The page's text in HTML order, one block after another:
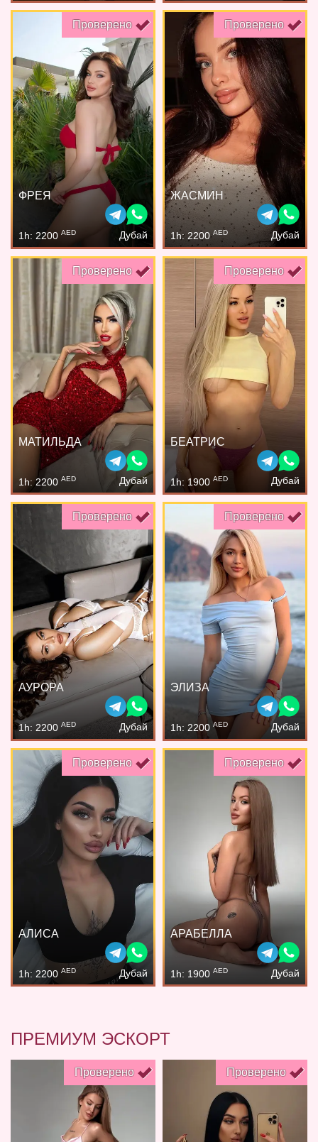
Проверено
ФРЕЯ
1h: 2200 AED Дубай
Проверено
ЖАСМИН
1h: 2200AED Дубай
Проверено
МАТИЛЬДА
1h: 2200 AED Дубай
Проверено
БЕАТРИС
1h: 1900 AED Дубай
Проверено
АУРОРА
1h: 2200 AED Дубай
Проверено
ЭЛИЗА
1h: 2200 AED Дубай
Проверено
АЛИСА
1h: 2200 AED Дубай
Проверено
АРАБЕЛЛА
1h: 1900 AED Дубай
ПРЕМИУМ ЭСКОРТ
Проверено Проверено